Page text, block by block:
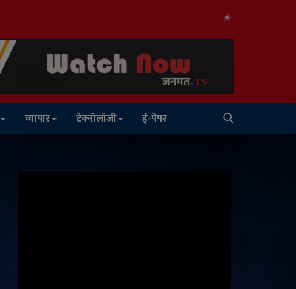
व्यापार टेक्नोलॉजी ई-पेपर